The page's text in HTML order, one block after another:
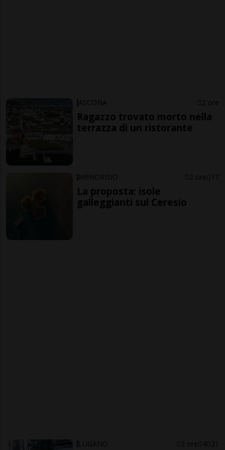
ASCONA 2 ore
Ragazzo trovato morto nella
terrazza di un ristorante
MENDRISIO 2 ore 17
La proposta: isole
galleggianti sul Ceresio
LUGANO 2 ore 4 21